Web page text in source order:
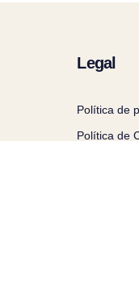
Legal
Política de
Política de